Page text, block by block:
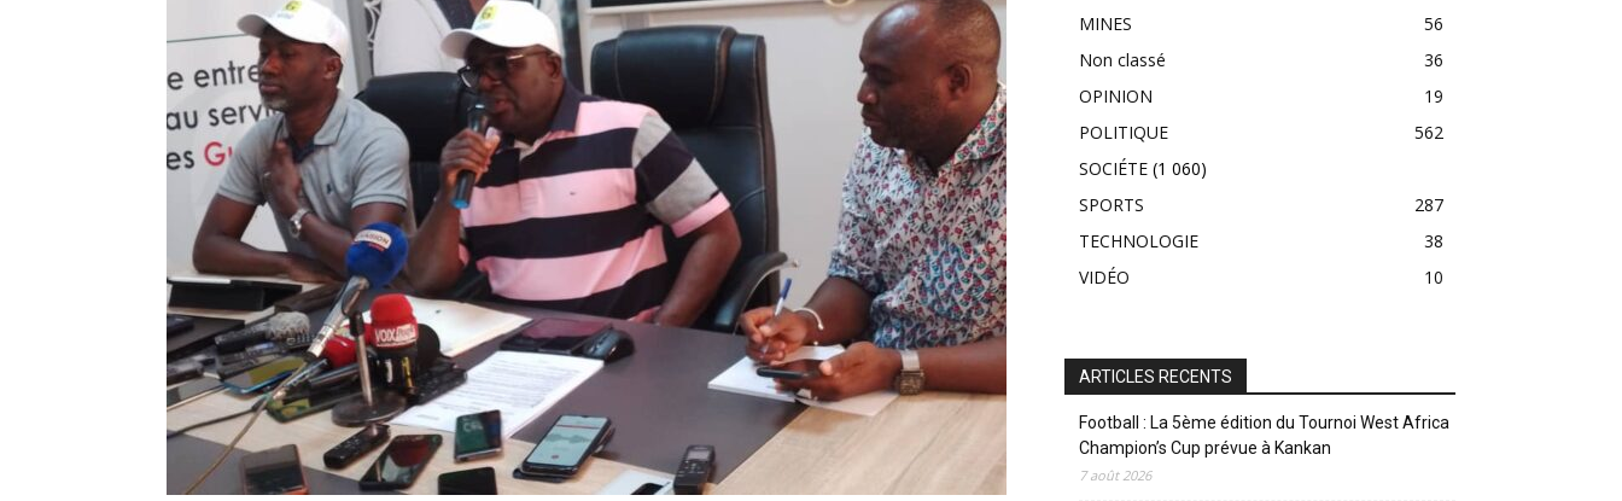
MINES
56
Non classé
36
OPINION
19
POLITIQUE
562
SOCIÉTE (1 060)
SPORTS
287
TECHNOLOGIE
38
VIDÉO
10
ARTICLES RECENTS
Football : La 5ème édition du Tournoi West Africa
Champion’s Cup prévue à Kankan
7 août 2026